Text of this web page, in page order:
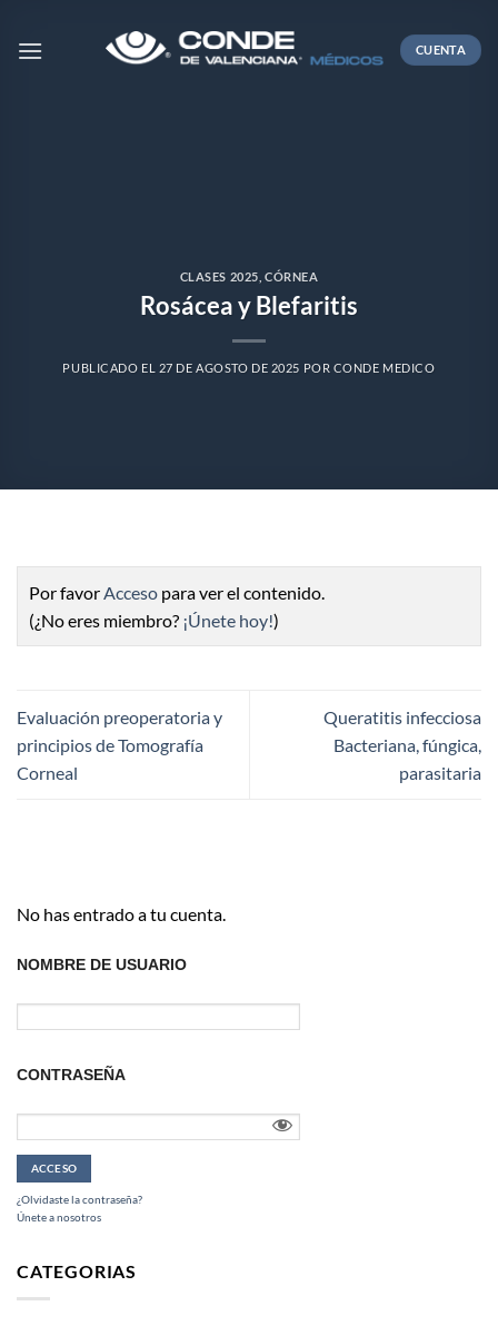
CUENTA
CLASES 2025 CÓRNEA
Rosácea y Blefaritis
PUBLICADO EL 27 DE AGOSTO DE 2025 POR CONDE MEDICO
Por favorAcceso para ver el contenido.
(¿No eres miembro? ¡Únete hoy!)
Evaluación preoperatoria y
principios de Tomografía
Corneal
Queratitis infecciosa
Bacteriana, fúngica,
parasitaria
No has entrado a tu cuenta.
NOMBRE DE USUARIO
CONTRASEÑA
¿Olvidaste la contraseña?
Únete a nosotros
CATEGORIAS